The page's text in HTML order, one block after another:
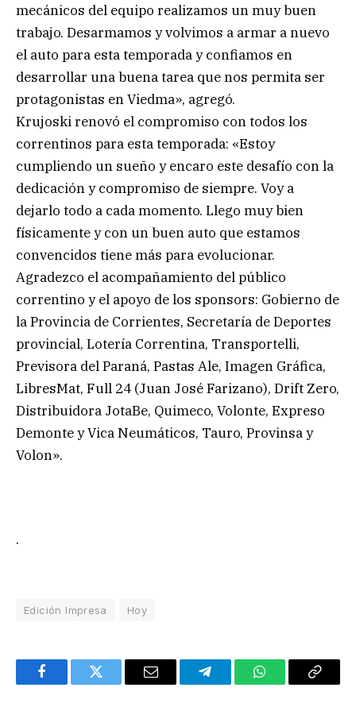
mecánicos del equipo realizamos un muy buen
trabajo. Desarmamos y volvimos a armar a nuevo
el auto para esta temporada y confiamos en
desarrollar una buena tarea que nos permita ser
protagonistas en Viedma», agregó.
Krujoski renovó el compromiso con todos los
correntinos para esta temporada: «Estoy
cumpliendo un sueño y encaro este desafío con la
dedicación y compromiso de siempre. Voy a
dejarlo todo a cada momento. Llego muy bien
físicamente y con un buen auto que estamos
convencidos tiene más para evolucionar.
Agradezco el acompañamiento del público
correntino y el apoyo de los sponsors: Gobierno de
la Provincia de Corrientes, Secretaría de Deportes
provincial, Lotería Correntina, Transportelli,
Previsora del Paraná, Pastas Ale, Imagen Gráfica,
LibresMat, Full 24 (Juan José Farizano), Drift Zero,
Distribuidora JotaBe, Quimeco, Volonte, Expreso
Demonte y Vica Neumáticos, Tauro, Provinsa y
Volon».
.
Edición Impresa Hoy
FacebookTwitter Email TelegramWhatsAppCopy